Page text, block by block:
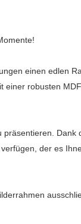
einen edlen
einer robusten
Dank
der es